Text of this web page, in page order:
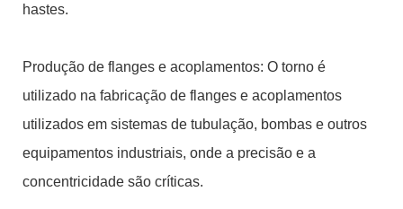
hastes.
Produção de flanges e acoplamentos: O torno é
utilizado na fabricação de flanges e acoplamentos
utilizados em sistemas de tubulação, bombas e outros
equipamentos industriais, onde a precisão e a
concentricidade são críticas.